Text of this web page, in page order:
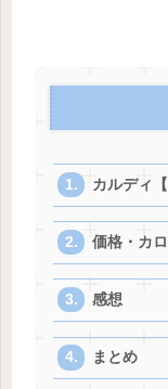
カルディ
価格・カ
感想
まとめ